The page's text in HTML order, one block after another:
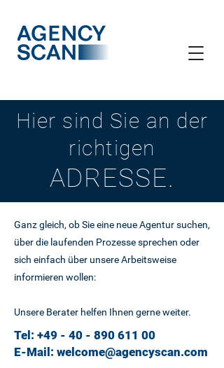
Hier sind Sie an der
richtigen
ADRESSE.
Ganz gleich, ob Sie eine neue Agentur suchen,
über die laufenden Prozesse sprechen oder
sich einfach über unsere Arbeitsweise
informieren wollen:
Unsere Berater helfen Ihnen gerne weiter.
Tel: +49 - 40 - 890 611 00
E-Mail: welcome@agencyscan.com